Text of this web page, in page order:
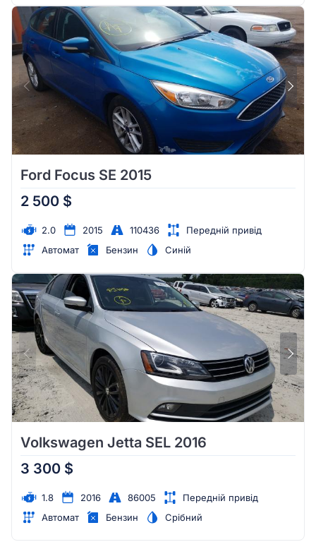
Ford Focus SE 2015
2 500 $
2.0 2015 110436
Передній привід
Автомат
Бензин Синій
Volkswagen Jetta SEL 2016
3 300 $
1.8 2016 86005
Передній привід
Автомат
Бензин Срібний